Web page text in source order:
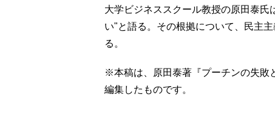
大学ビジネススクール教授の原田泰
い"と語る。その根拠について、民主
る。
※本稿は、原田泰著『プーチンの失敗
編集したものです。